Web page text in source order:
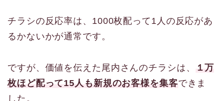
チラシの反応率は、1000枚配って1人の反応があ
るかないかが通常です。
ですが、価値を伝えた尾内さんのチラシは、
１万
枚ほど配って15人も新規のお客様を集客できま
した。